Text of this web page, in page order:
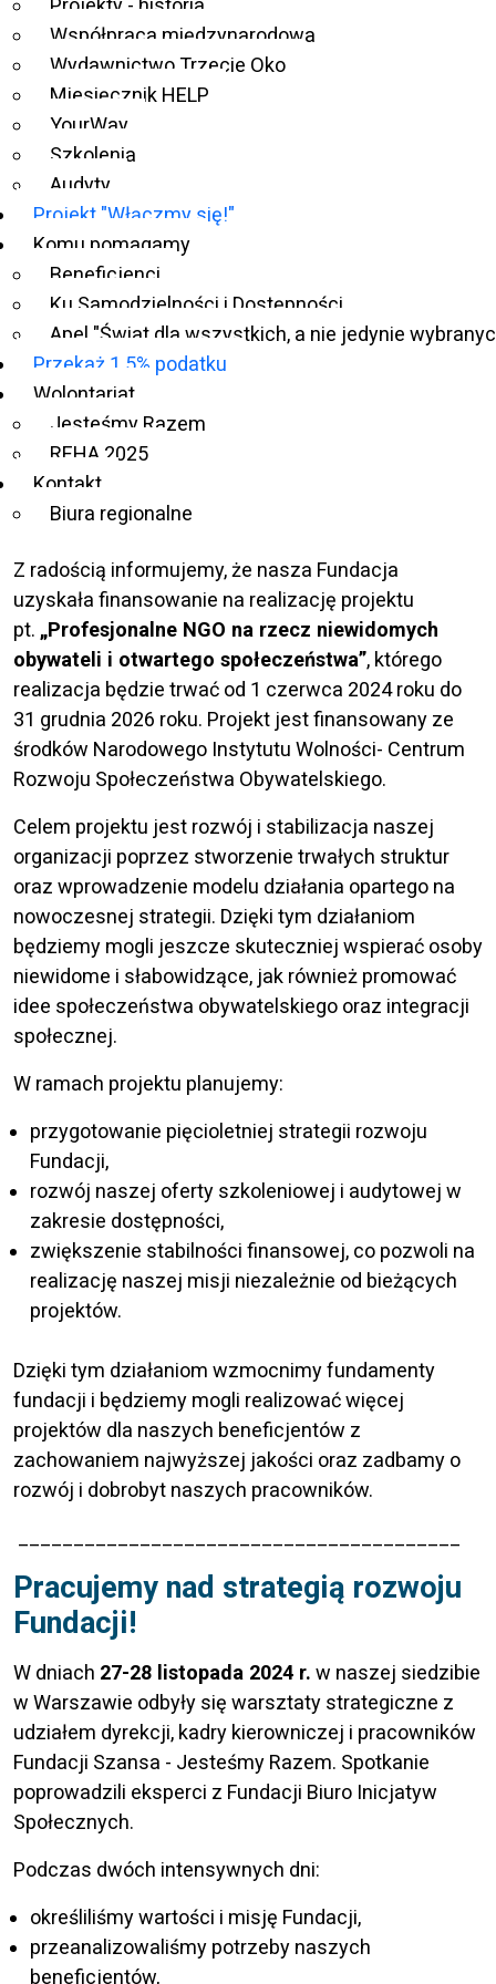
Projekty - historia
Współpraca międzynarodowa
Wydawnictwo Trzecie Oko
Miesięcznik HELP
YourWay
Szkolenia
Audyty
Projekt "Włączmy się!"
Komu pomagamy
Beneficjenci
Ku Samodzielności i Dostępności
Apel "Świat dla wszystkich, a nie jedynie
Przekaż 1.5% podatku
Wolontariat
Jesteśmy Razem
REHA 2025
Kontakt
Biura regionalne
Z radością informujemy, że nasza Fundacja
uzyskała finansowanie na realizację projektu
pt. „Profesjonalne NGO na rzecz niewidomych
obywateli i otwartego społeczeństwa”, którego
realizacja będzie trwać od 1 czerwca 2024 roku do
31 grudnia 2026 roku. Projekt jest finansowany ze
środków Narodowego Instytutu Wolności- Centrum
Rozwoju Społeczeństwa Obywatelskiego.
Celem projektu jest rozwój i stabilizacja naszej
organizacji poprzez stworzenie trwałych struktur
oraz wprowadzenie modelu działania opartego na
nowoczesnej strategii. Dzięki tym działaniom
będziemy mogli jeszcze skuteczniej wspierać osoby
niewidome i słabowidzące, jak również promować
idee społeczeństwa obywatelskiego oraz integracji
społecznej.
W ramach projektu planujemy:
przygotowanie pięcioletniej strategii rozwoju
Fundacji,
rozwój naszej oferty szkoleniowej i audytowej w
zakresie dostępności,
zwiększenie stabilności finansowej, co pozwoli na
realizację naszej misji niezależnie od bieżących
projektów.
Dzięki tym działaniom wzmocnimy fundamenty
fundacji i będziemy mogli realizować więcej
projektów dla naszych beneficjentów z
zachowaniem najwyższej jakości oraz zadbamy o
rozwój i dobrobyt naszych pracowników.
________________________________________
Pracujemy nad strategią rozwoju
Fundacji!
W dniach 27-28 listopada 2024 r. w naszej siedzibie
w Warszawie odbyły się warsztaty strategiczne z
udziałem dyrekcji, kadry kierowniczej i pracowników
Fundacji Szansa - Jesteśmy Razem. Spotkanie
poprowadzili eksperci z Fundacji Biuro Inicjatyw
Społecznych.
Podczas dwóch intensywnych dni:
określiliśmy wartości i misję Fundacji,
przeanalizowaliśmy potrzeby naszych
beneficjentów,